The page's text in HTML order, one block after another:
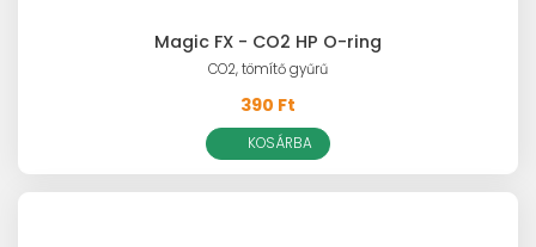
Magic FX - CO2 HP O-ring
CO2, tömítő gyűrű
390 Ft
KOSÁRBA